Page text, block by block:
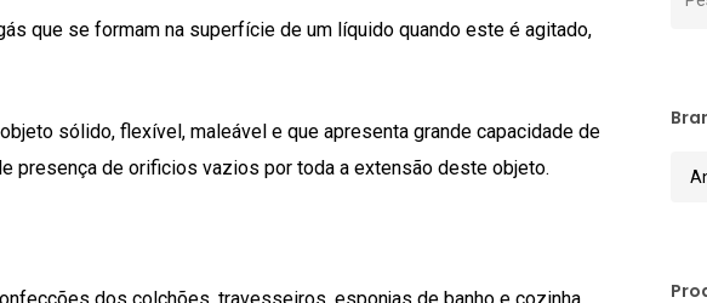
que se formam na superfície de um líquido quando este é agitado,
sólido, flexível, maleável e que apresenta grande capacidade de
presença de orificios vazios por toda a extensão deste objeto.